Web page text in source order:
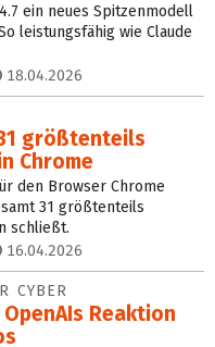
ein neues Spitzenmodell
leistungsfähig wie Claude
18.04.2026
größtenteils
Chrome
den Browser Chrome
31 größtenteils
schließt.
16.04.2026
CYBER
Reaktion